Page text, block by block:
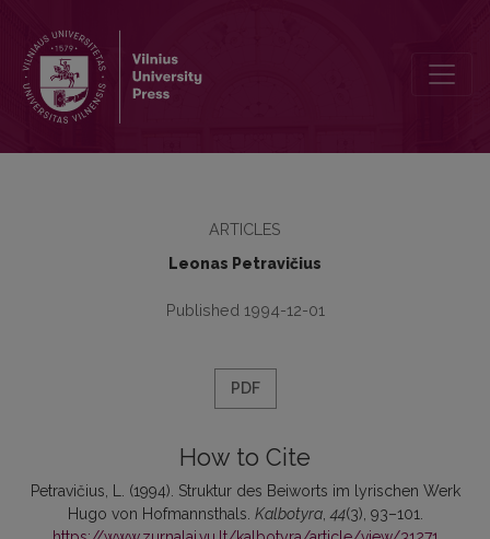
ARTICLES
Leonas Petravičius
Published 1994-12-01
PDF
How to Cite
Petravičius, L. (1994). Struktur des Beiworts im lyrischen Werk
Hugo von Hofmannsthals. Kalbotyra,44(3), 93–101.